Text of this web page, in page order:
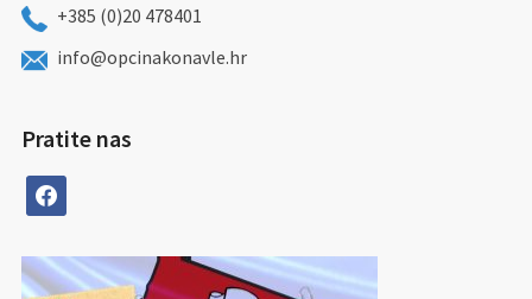
+385 (0)20 478401
info@opcinakonavle.hr
Pratite nas
facebook